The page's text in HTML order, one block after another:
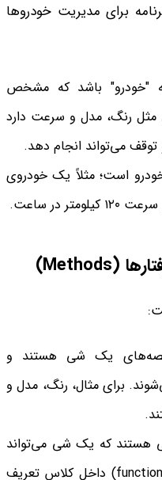
برای مدیریت خودروها
"خودرو" باشد که مشخص
مثل رنگ، مدل و سرعت دارد
می‌تواند انجام دهد.
است؛ مثلاً یک خودروی
در ساعت.
(Methods)
یک شی هستند و
برای مثال، رنگ، مدل و
هستند که یک شی می‌تواند
انجام دهد و به صورت توابع (functions) داخل کلاس تعریف